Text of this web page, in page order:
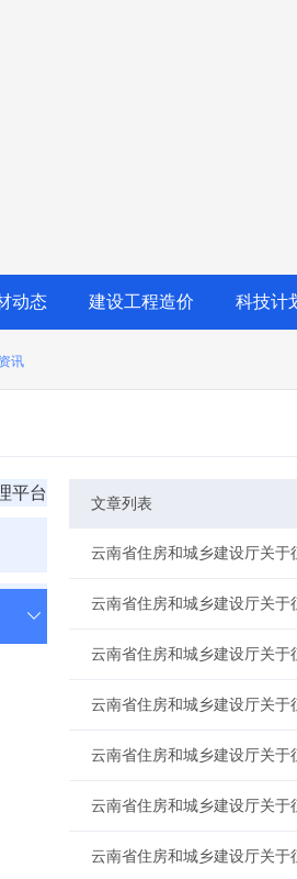
动态 建设工程造价 科技计
讯
平台
文章列表
云南省住房和城乡建设厅关
云南省住房和城乡建设厅关
云南省住房和城乡建设厅关
云南省住房和城乡建设厅关
云南省住房和城乡建设厅关
云南省住房和城乡建设厅关
云南省住房和城乡建设厅关